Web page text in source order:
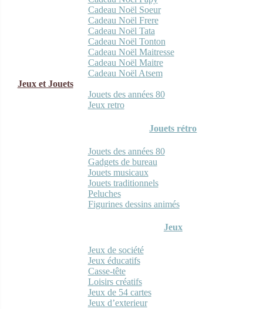
Cadeau Noël Soeur
Cadeau Noël Frere
Cadeau Noël Tata
Cadeau Noël Tonton
Cadeau Noël Maitresse
Cadeau Noël Maitre
Cadeau Noël Atsem
Jeux et Jouets
Jouets des années 80
Jeux retro
Jouets rétro
Jouets des années 80
Gadgets de bureau
Jouets musicaux
Jouets traditionnels
Peluches
Figurines dessins animés
Jeux
Jeux de société
Jeux éducatifs
Casse-tête
Loisirs créatifs
Jeux de 54 cartes
Jeux d’exterieur